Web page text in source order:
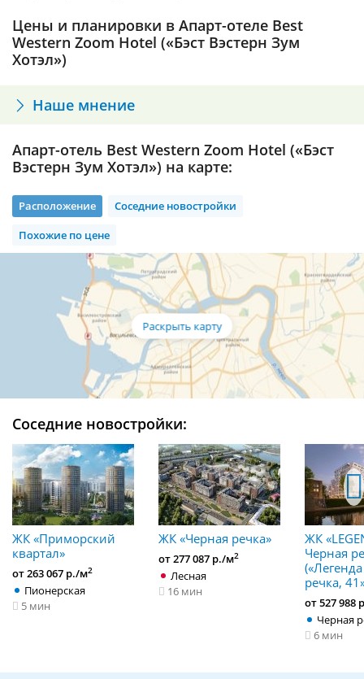
Цены и планировки в Апарт-отеле Best
Western Zoom Hotel («Бэст Вэстерн Зум
Хотэл»)
Наше мнение
Апарт-отель Best Western Zoom Hotel («Бэст
Вэстерн Зум Хотэл») на карте:
Расположение
Соседние новостройки
Похожие по цене
Соседние новостройки:
ЖК «Приморский
квартал»
от 263 067 р./м2
Пионерская
5 мин
ЖК «Черная речка»
от 277 087 р./м2
Лесная
16 мин
ЖК
Черная
речка,
от 527 988
Черная
6 мин